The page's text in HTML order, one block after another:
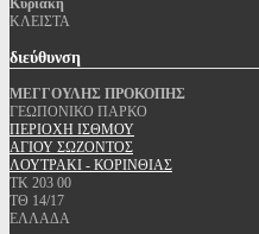
Κυριακή
ΚΛΕΙΣΤΑ
διεύθυνση
ΜΕΓΓΟΥΛΗΣ ΠΡΟΚΟΠΗΣ
ΓΕΩΠΟΝΙΚΟ ΠΑΡΚΟ
ΠΕΡΙΟΧΗ ΙΣΘΜΟΥ
ΑΓΙΟΥ ΣΩΖΟΝΤΟΣ
ΛΟΥΤΡΑΚΙ - ΚΟΡΙΝΘΙΑΣ
ΤΚ 203 00
ΤΘ 14/17
ΕΛΛΑΔΑ